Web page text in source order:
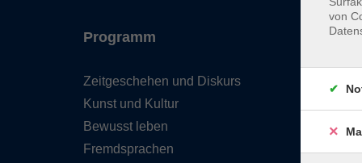
Programm
Zeitgeschehen und Diskurs
Kunst und Kultur
Bewusst leben
Fremdsprachen
von